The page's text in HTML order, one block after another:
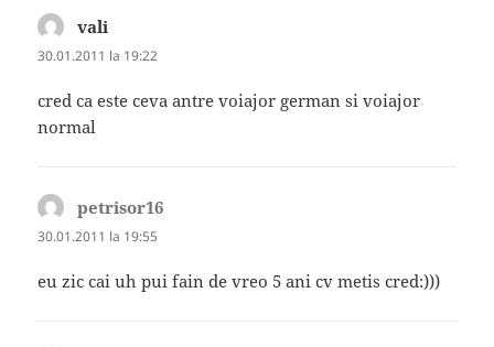
vali
30.01.2011 la 19:22
cred ca este ceva antre voiajor german si voiajor
normal
petrisor16
30.01.2011 la 19:55
eu zic cai uh pui fain de vreo 5 ani cv metis cred:)))